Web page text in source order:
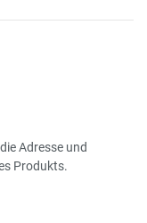
Adresse und
Produkts.